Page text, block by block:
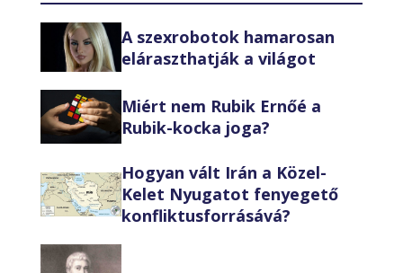
A szexrobotok hamarosan
eláraszthatják a világot
Miért nem Rubik Ernőé a
Rubik-kocka joga?
Hogyan vált Irán a Közel-
Kelet Nyugatot fenyegető
konfliktusforrásává?